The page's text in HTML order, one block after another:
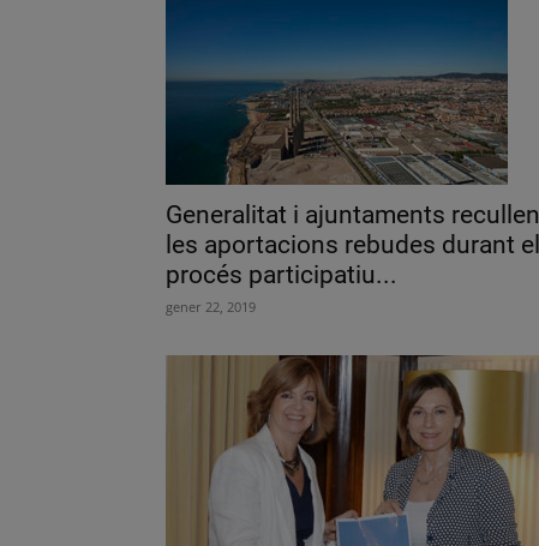
Generalitat i ajuntaments recullen
les aportacions rebudes durant el
procés participatiu...
gener 22, 2019